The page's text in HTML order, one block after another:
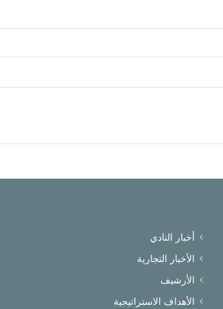
أخبار النادي
الأخبار التجارية
الأرشيف
الأهداف الاستراتيجية